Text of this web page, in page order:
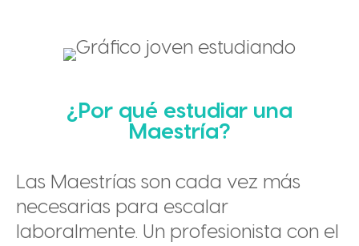
¿Por qué estudiar una
Maestría?
Las Maestrías son cada vez más
necesarias para escalar
laboralmente. Un profesionista con el